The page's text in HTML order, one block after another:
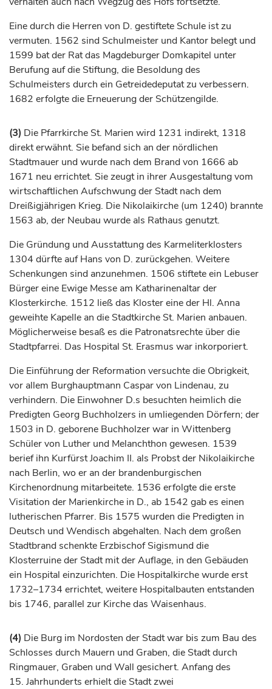
Eine durch die Herren von D. gestiftete Schule ist zu
vermuten. 1562 sind Schulmeister und Kantor belegt und
1599 bat der Rat das Magdeburger Domkapitel unter
Berufung auf die Stiftung, die Besoldung des
Schulmeisters durch ein Getreidedeputat zu verbessern.
1682 erfolgte die Erneuerung der Schützengilde.
(3) Die Pfarrkirche St. Marien wird 1231 indirekt, 1318
direkt erwähnt. Sie befand sich an der nördlichen
Stadtmauer und wurde nach dem Brand von 1666 ab
1671 neu errichtet. Sie zeugt in ihrer Ausgestaltung vom
wirtschaftlichen Aufschwung der Stadt nach dem
Dreißigjährigen Krieg. Die Nikolaikirche (um 1240) brannte
1563 ab, der Neubau wurde als Rathaus genutzt.
Die Gründung und Ausstattung des Karmeliterklosters
1304 dürfte auf Hans von D. zurückgehen. Weitere
Schenkungen sind anzunehmen. 1506 stiftete ein Lebuser
Bürger eine Ewige Messe am Katharinenaltar der
Klosterkirche. 1512 ließ das Kloster eine der Hl. Anna
geweihte Kapelle an die Stadtkirche St. Marien anbauen.
Möglicherweise besaß es die Patronatsrechte über die
Stadtpfarrei. Das Hospital St. Erasmus war inkorporiert.
Die Einführung der Reformation versuchte die Obrigkeit,
vor allem Burghauptmann Caspar von Lindenau, zu
verhindern. Die Einwohner D.s besuchten heimlich die
Predigten Georg Buchholzers in umliegenden Dörfern; der
1503 in D. geborene Buchholzer war in Wittenberg
Schüler von Luther und Melanchthon gewesen. 1539
berief ihn KurfürstJoachim II. als Probst der Nikolaikirche
nach Berlin, wo er an der brandenburgischen
Kirchenordnung mitarbeitete. 1536 erfolgte die erste
Visitation der Marienkirche in D., ab 1542 gab es einen
lutherischen Pfarrer. Bis 1575 wurden die Predigten in
Deutsch und Wendisch abgehalten. Nach dem großen
Stadtbrand schenkte ErzbischofSigismund die
Klosterruine der Stadt mit der Auflage, in den Gebäuden
ein Hospital einzurichten. Die Hospitalkirche wurde erst
1732–1734 errichtet, weitere Hospitalbauten entstanden
bis 1746, parallel zur Kirche das Waisenhaus.
(4) Die Burg im Nordosten der Stadt war bis zum Bau des
Schlosses durch Mauern und Graben, die Stadt durch
Ringmauer, Graben und Wall gesichert. Anfang des
15. Jahrhunderts erhielt die Stadt zwei